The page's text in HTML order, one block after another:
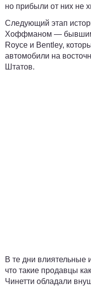
но прибыли от них не
Следующий этап
Хоффманом — бывшим
Royce и Bentley,
автомобили на
Штатов.
В те дни влиятельные
что такие продавцы
Чинетти обладали